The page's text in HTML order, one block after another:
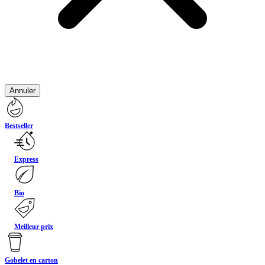
Annuler
Bestseller
Express
Bio
Meilleur prix
Gobelet en carton